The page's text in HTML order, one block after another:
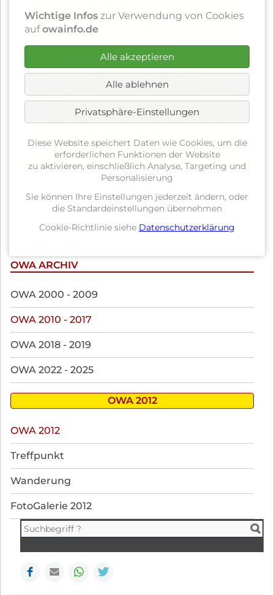
Zielgebiet sind die großenEnzschleifen
Wanderung von
RoßwagnachMühlhausen
mit Ausblick auf dieEnzschleifen
Rast in derBurgruine Löffelstelz
inMühlhausen
Rose
Rückwegan der Enz nach Lomersheim
Rückwegca. 16 km
mehr Infos unter
Wanderung
OWA ARCHIV
Navigation
OWA 2000 - 2009
OWA 2010 - 2017
OWA 2018 - 2019
OWA 2022 - 2025
OWA 2012
Navigation
OWA 2012
Treffpunkt
Wanderung
FotoGalerie 2012
Facebook
E-mail WhatsApp
Wichtige Infos zur Verwendung von Cookies
aufowainfo.de
Alle akzeptieren
Alle ablehnen
Privatsphäre-Einstellungen
Diese Website speichert Daten wie Cookies, um die
erforderlichen Funktionen der Website
zu aktivieren, einschließlich Analyse, Targeting und
Personalisierung
Sie können Ihre Einstellungen jederzeit ändern, oder
die Standardeinstellungen übernehmen
Cookie-Richtlinie siehe Datenschutzerklärung